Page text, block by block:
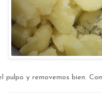
pulpo y removemos bien.